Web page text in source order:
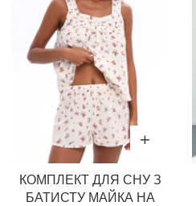
КОМПЛЕКТ ДЛЯ СНУ З
БАТИСТУ МАЙКА НА